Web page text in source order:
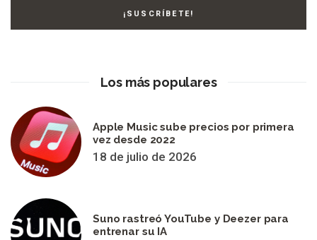
Los más populares
Apple Music sube precios por primera
vez desde 2022
18 de julio de 2026
Suno rastreó YouTube y Deezer para
entrenar su IA